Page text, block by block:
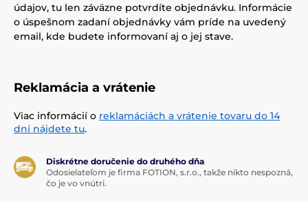
údajov, tu len záväzne potvrdíte objednávku. Informácie
o úspešnom zadaní objednávky vám príde na uvedený
email, kde budete informovaní aj o jej stave.
Reklamácia a vrátenie
Viac informácií o reklamáciách a vrátenie tovaru do 14
dní nájdete tu.
Diskrétne doručenie do druhého dňa
Odosielateľom je firma FOTION, s.r.o., takže nikto nespozná,
čo je vo vnútri.